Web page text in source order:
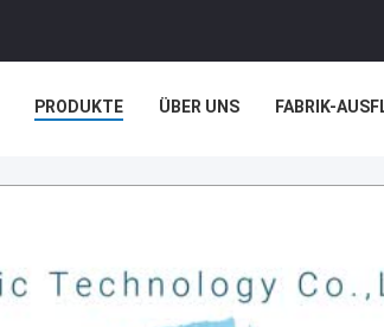
PRODUKTE ÜBER UNS FABRIK-